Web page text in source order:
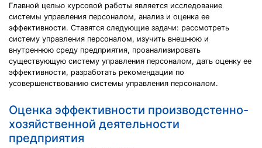
Главной целью курсовой работы является исследование
системы управления персоналом, анализ и оценка ее
эффективности. Ставятся следующие задачи: рассмотреть
систему управления персоналом, изучить внешнюю и
внутреннюю среду предприятия, проанализировать
существующую систему управления персоналом, дать оценку ее
эффективности, разработать рекомендации по
усовершенствованию системы управления персоналом.
Оценка эффективности производстенно-
хозяйственной деятельности
предприятия